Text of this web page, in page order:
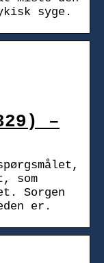
syge.
–
som
Sorgen
er.